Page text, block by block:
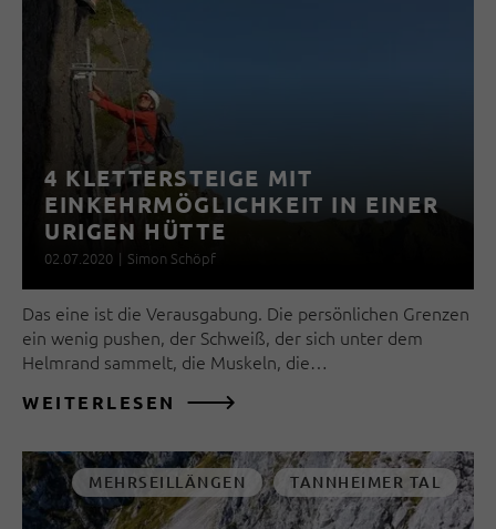
4 KLETTERSTEIGE MIT
EINKEHRMÖGLICHKEIT IN EINER
URIGEN HÜTTE
02.07.2020 | Simon Schöpf
Das eine ist die Verausgabung. Die persönlichen Grenzen
ein wenig pushen, der Schweiß, der sich unter dem
Helmrand sammelt, die Muskeln, die…
WEITERLESEN
MEHRSEILLÄNGEN TANNHEIMER TAL